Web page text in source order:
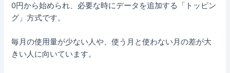
0円から始められ、必要な時にデータを追加する「トッピン
グ」方式です。
毎月の使用量が少ない人や、使う月と使わない月の差が大
きい人に向いています。